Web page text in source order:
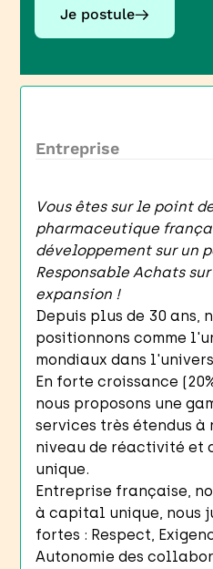
Je postule
Entreprise
Vous êtes sur le point
pharmaceutique
développement sur un
Responsable Achats
expansion !
Depuis plus de 30 ans,
positionnons comme
mondiaux dans
En forte croissance
nous proposons une
services très étendus à
niveau de réactivité et
unique.
Entreprise française,
à capital unique, nous
fortes : Respect,
Autonomie des